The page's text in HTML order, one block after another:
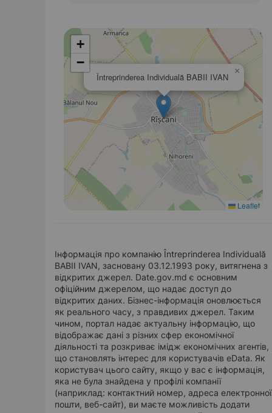
Întreprinderea Individuală BABII IVAN
×
+
−
Leaflet
Інформація про компанію Întreprinderea Individuală
BABII IVAN, засновану 03.12.1993 року, витягнена з
відкритих джерел. Date.gov.md є основним
офіційним джерелом, що надає доступ до
відкритих даних. Бізнес-інформація оновлюється
як реального часу, з правдивих джерел. Таким
чином, портал надає актуальну інформацію, що
відображає дані з різних сфер економічної
діяльності та розкриває імідж економічних агентів,
що становлять інтерес для користувачів eData. Як
користувач цього сайту, якщо у вас є інформація,
яка не була знайдена у профілі компанії
(наприклад: контактний номер, адреса електронної
пошти, веб-сайт), ви маєте можливість додати